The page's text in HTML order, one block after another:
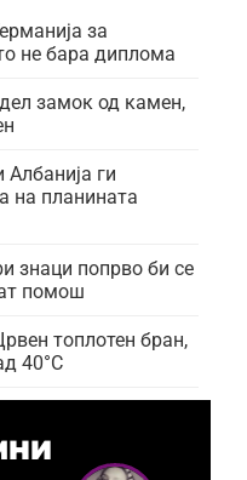
за
не бара диплома
замок од камен,
ги
на планината
знаци попрво би се
помош
топлотен бран,
40°C